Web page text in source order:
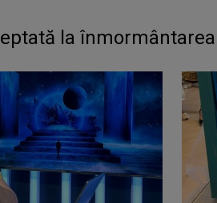
la